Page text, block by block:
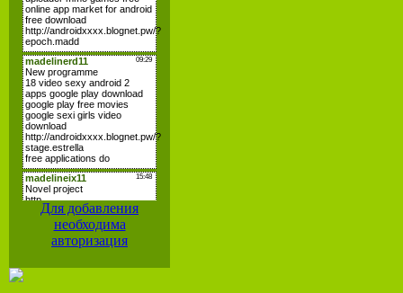
Для добавления
необходима
авторизация